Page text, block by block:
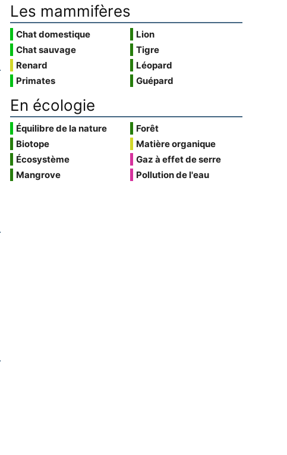
Les mammifères
Chat domestique
Chat sauvage
Renard
Primates
Lion
Tigre
Léopard
Guépard
En écologie
Équilibre de la nature
Biotope
Écosystème
Mangrove
Forêt
Matière organique
Gaz à effet de serre
Pollution de l'eau